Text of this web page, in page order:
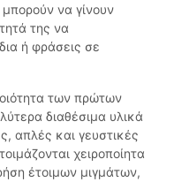
να γίνουν
της να
ή φράσεις σε
των πρώτων
διαθέσιμα υλικά
απλές και γευστικές
χειροποίητα
έτοιμων μιγμάτων,